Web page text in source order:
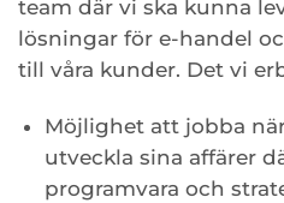
team där vi ska kunna
lösningar för e-handel
till våra kunder. Det vi
Möjlighet att jobba
utveckla sina affärer
programvara och